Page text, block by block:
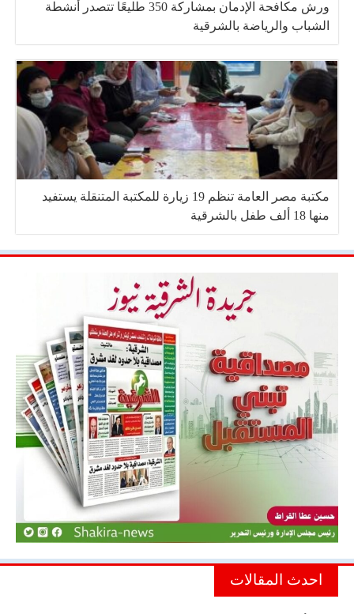
ورش مكافحة الإدمان بمشاركة 350 طليعًا تتصدر أنشطة
الشباب والرياضة بالشرقية
مكتبة مصر العامة تنظم 19 زيارة للمكتبة المتنقلة يستفيد
منها 18 ألف طفل بالشرقية
احدث المقالات